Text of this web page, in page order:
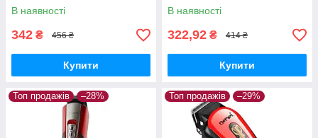
В наявності
342 ₴ 456 ₴
Купити
В наявності
322,92 ₴ 414 ₴
Купити
Топ продажів –28% Топ продажів –29%